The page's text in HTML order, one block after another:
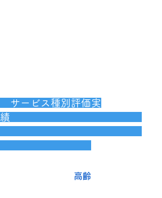
サービス種別評価実
績
高齢